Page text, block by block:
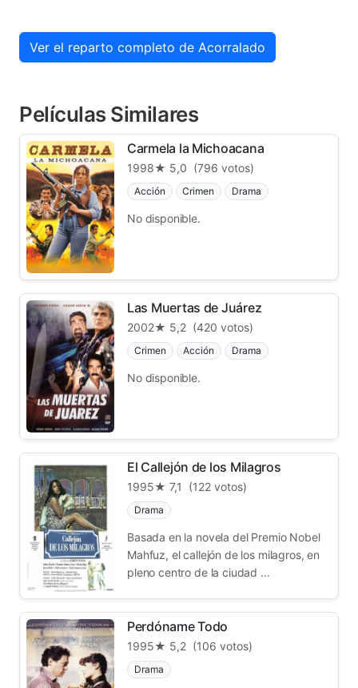
Ver el reparto completo de Acorralado
Películas Similares
Carmela la Michoacana
1998★ 5,0 (796 votos)
Acción Crimen Drama
No disponible.
Las Muertas de Juárez
2002★ 5,2 (420 votos)
Crimen Acción Drama
No disponible.
El Callejón de los Milagros
1995★ 7,1 (122 votos)
Drama
Basada en la novela del Premio Nobel
Mahfuz, el callejón de los milagros, en
pleno centro de la ciudad ...
Perdóname Todo
1995★ 5,2 (106 votos)
Drama